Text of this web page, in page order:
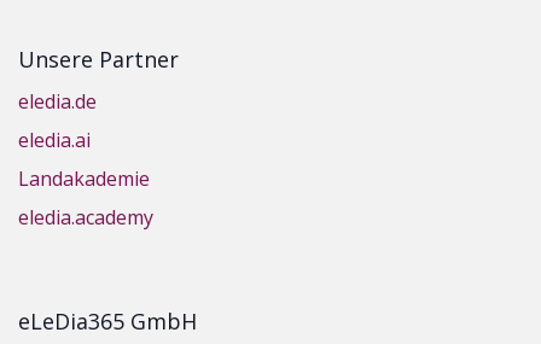
Unsere Partner
eledia.de
eledia.ai
Landakademie
eledia.academy
eLeDia365 GmbH